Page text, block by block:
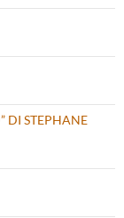
DI STEPHANE